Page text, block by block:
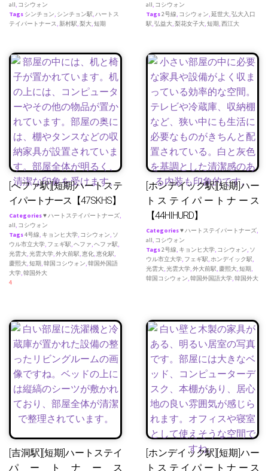
all, コシウォン
Tags シンチョン, シンチョン駅,ハートス
テイパートナース,新村駅,梨大,短期
all, コシウォン
Tags2号線, コシウォン,延世大,弘大入口
駅,弘益大,梨花女子大,短期,西江大
[へファ駅][短期]ハートステ
イパートナース【47SKHS】
Categories♥ ハートステイパートナーズ,
all, コシウォン
Tags4号線, キョンヒ大学, コシウォン, ソ
ウル市立大学, フェギ駅,ヘファ,ヘファ駅,
光雲大,光雲大学,外大前駅,恵化,恵化駅,
慶熙大,短期,韓国コシウォン,韓国外国語
大学,韓国外大
4
[ホンデイック駅][短期]ハー
トステイパートナース
【44HIHURD】
Categories♥ ハートステイパートナーズ,
all, コシウォン
Tags2号線, キョンヒ大学, コシウォン, ソ
ウル市立大学, フェギ駅,ホンデイック駅,
光雲大,光雲大学,外大前駅, 慶熙大,短期,
韓国コシウォン,韓国外国語大学,韓国外大
[吉洞駅][短期]ハートステイ
パートナース
[ホンデイック駅][短期]ハー
トステイパートナース